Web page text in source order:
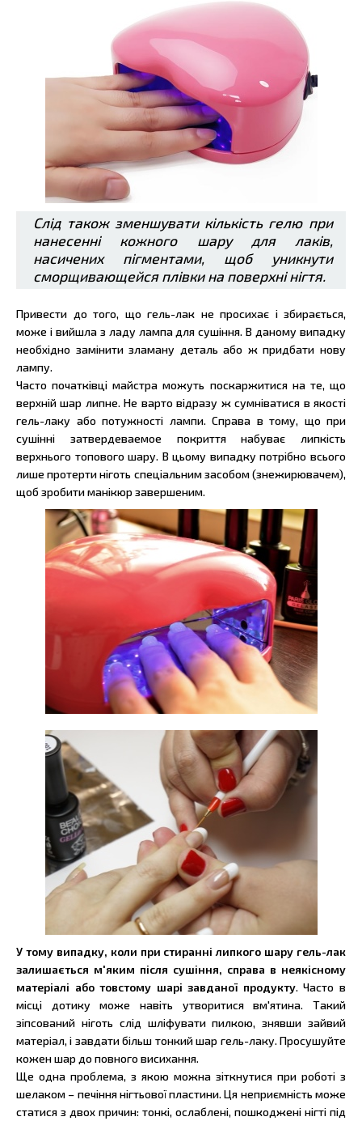
Слід також зменшувати кількість гелю при
нанесенні кожного шару для лаків,
насичених пігментами, щоб уникнути
сморщивающейся плівки на поверхні нігтя.
Привести до того, що гель-лак не просихає і збирається,
може і вийшла з ладу лампа для сушіння. В даному випадку
необхідно замінити зламану деталь або ж придбати нову
лампу.
Часто початківці майстра можуть поскаржитися на те, що
верхній шар липне. Не варто відразу ж сумніватися в якості
гель-лаку або потужності лампи. Справа в тому, що при
сушінні затвердеваемое покриття набуває липкість
верхнього топового шару. В цьому випадку потрібно всього
лише протерти ніготь спеціальним засобом (знежирювачем),
щоб зробити манікюр завершеним.
У тому випадку, коли при стиранні липкого шару гель-лак
залишається м'яким після сушіння, справа в неякісному
матеріалі або товстому шарі завданої продукту. Часто в
місці дотику може навіть утворитися вм'ятина. Такий
зіпсований ніготь слід шліфувати пилкою, знявши зайвий
матеріал, і завдати більш тонкий шар гель-лаку. Просушуйте
кожен шар до повного висихання.
Ще одна проблема, з якою можна зіткнутися при роботі з
шелаком – печіння нігтьової пластини. Ця неприємність може
статися з двох причин: тонкі, ослаблені, пошкоджені нігті під